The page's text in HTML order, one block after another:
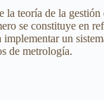
la teoría de la
se constituye en
un
de metrología.